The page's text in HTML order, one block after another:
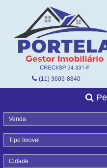
(11) 3609-8840
Venda
Tipo Imovel
Cidade